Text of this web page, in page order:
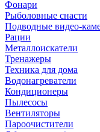
Фонари
Рыболовные снасти
Подводные видео-
Рации
Металлоискатели
Тренажеры
Техника для дома
Водонагреватели
Кондиционеры
Пылесосы
Вентиляторы
Пароочистители